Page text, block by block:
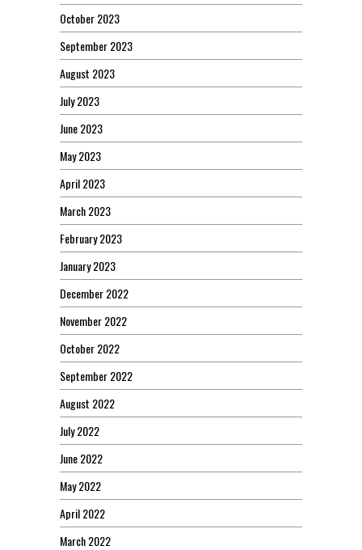
October 2023
September 2023
August 2023
July 2023
June 2023
May 2023
April 2023
March 2023
February 2023
January 2023
December 2022
November 2022
October 2022
September 2022
August 2022
July 2022
June 2022
May 2022
April 2022
March 2022